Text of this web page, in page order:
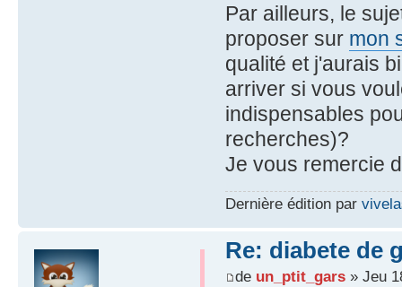
Par ailleurs, le
proposer sur mon
qualité et j'aurais
arriver si vous
indispensables
recherches)?
Je vous remercie
Dernière édition par
Re: diabete de
de un_ptit_gars» Jeu